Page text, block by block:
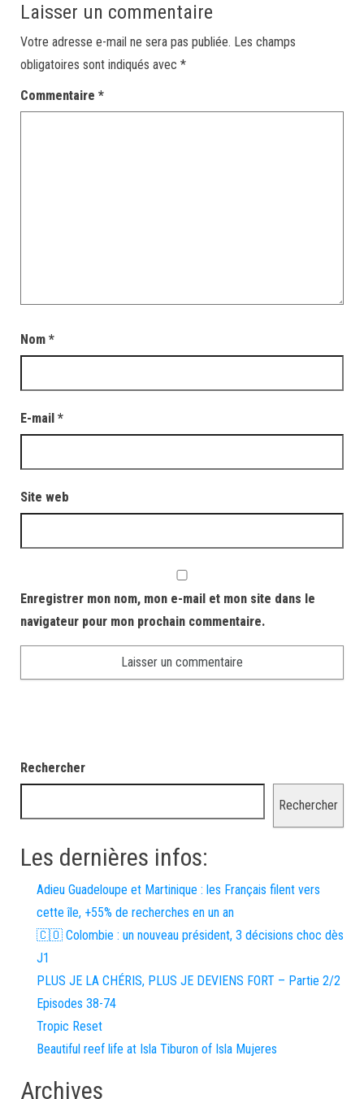
Laisser un commentaire
Votre adresse e-mail ne sera pas publiée. Les champs
obligatoires sont indiqués avec *
Commentaire *
Nom *
E-mail *
Site web
Enregistrer mon nom, mon e-mail et mon site dans le
navigateur pour mon prochain commentaire.
Rechercher
Rechercher
Les dernières infos:
Adieu Guadeloupe et Martinique : les Français filent vers
cette île, +55% de recherches en un an
🇨🇴 Colombie : un nouveau président, 3 décisions choc dès
J1
PLUS JE LA CHÉRIS, PLUS JE DEVIENS FORT – Partie 2/2
Episodes 38-74
Tropic Reset
Beautiful reef life at Isla Tiburon of Isla Mujeres
Archives